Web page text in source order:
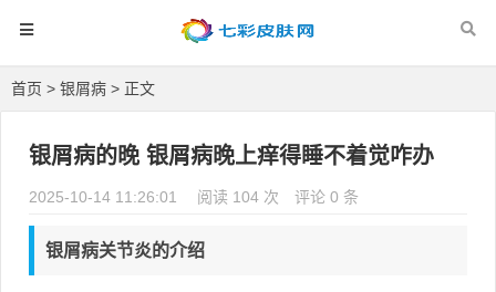
首页 > 银屑病 > 正文
银屑病的晚 银屑病晚上痒得睡不着觉咋办
2025-10-14 11:26:01 阅读 104 次 评论 0 条
银屑病关节炎的介绍